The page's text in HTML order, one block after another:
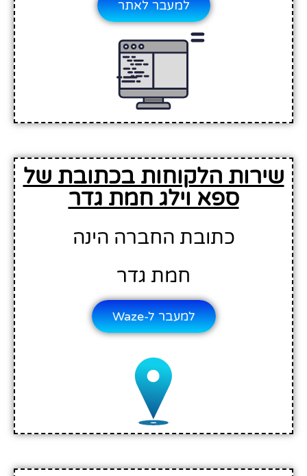
למעבר לאתר
שירות הלקוחות בכתובת של
ספא וילג חמת גדר
כתובת החברה הינה
חמת גדר
למעבר ל-Waze